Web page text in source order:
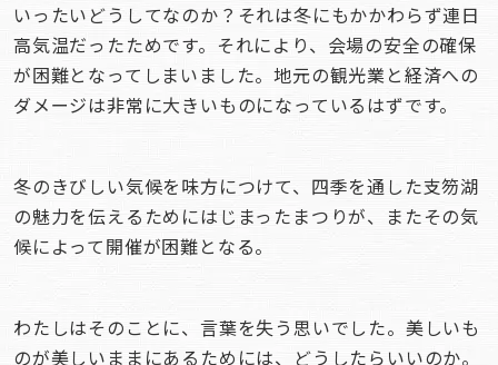
いったいどうしてなのか？それは冬にもかかわらず連日
高気温だったためです。それにより、会場の安全の確保
が困難となってしまいました。地元の観光業と経済への
ダメージは非常に大きいものになっているはずです。
冬のきびしい気候を味方につけて、四季を通した支笏湖
の魅力を伝えるためにはじまったまつりが、またその気
候によって開催が困難となる。
わたしはそのことに、言葉を失う思いでした。美しいも
のが美しいままにあるためには、どうしたらいいのか。